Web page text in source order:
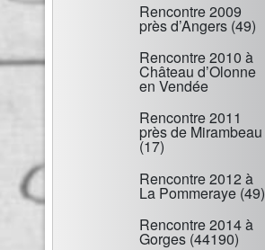
Rencontre 2009
près d’Angers (49)
Rencontre 2010 à
Château d’Olonne
en Vendée
Rencontre 2011
près de Mirambeau
(17)
Rencontre 2012 à
La Pommeraye (49)
Rencontre 2014 à
Gorges (44190)